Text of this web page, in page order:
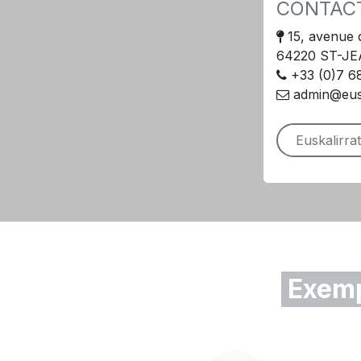
15, avenue
64220 ST-
+33 (0)7